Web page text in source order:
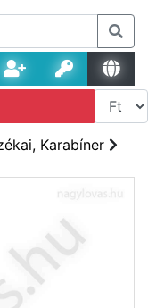
Karabíner